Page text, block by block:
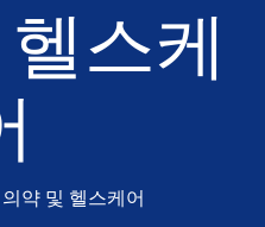
스케
의약 및 헬스케어